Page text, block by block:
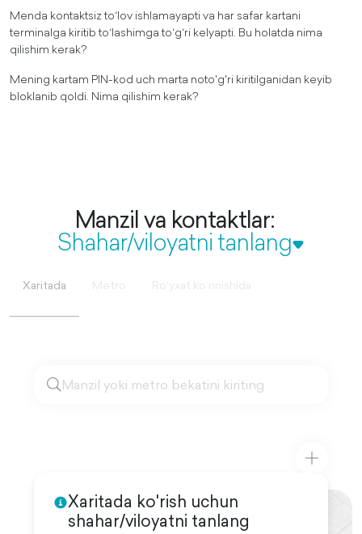
Menda kontaktsiz toʻlov ishlamayapti va har safar kartani
terminalga kiritib toʻlashimga toʻgʻri kelyapti. Bu holatda nima
qilishim kerak?
Mening kartam PIN-kod uch marta noto'g'ri kiritilganidan keyib
bloklanib qoldi. Nima qilishim kerak?
Manzil va kontaktlar:
Shahar/viloyatni tanlang
Xaritada
Xaritada ko'rish uchun
shahar/viloyatni tanlang